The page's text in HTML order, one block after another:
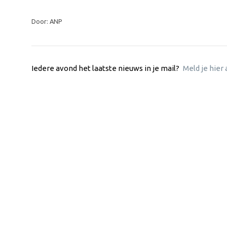
Door: ANP
Iedere avond het laatste nieuws in je mail? Meld je hier